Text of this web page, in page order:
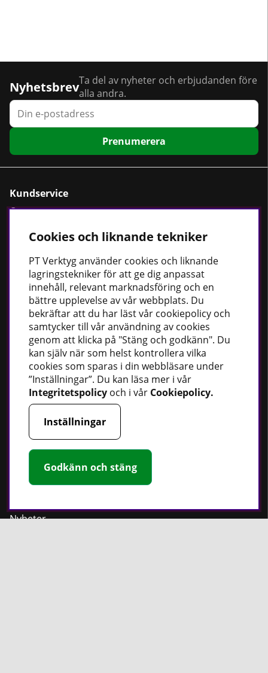
NyhetsbrevTa del av nyheter och erbjudanden före
alla andra.
Prenumerera
Kundservice
Om oss
Kontaktformulär
Köpvillkor
Dataskyddspolicy
Bästsäljare
Fordonsbelysning
Uppvärmning
Fettsprutor
Strömförsörjning
Handskar
Nyheter
Cookies och liknande tekniker
PTVerktyg använder cookies och liknande
lagringstekniker för att ge dig anpassat
innehåll, relevant marknadsföring och en
bättre upplevelse av vår webbplats. Du
bekräftar att du har läst vår cookiepolicy och
samtycker till vår användning av cookies
genom att klicka på "Stäng och godkänn". Du
kan själv när som helst kontrollera vilka
cookies som sparas i din webbläsare under
”Inställningar”. Du kan läsa mer i vår
Integritetspolicy och i vår Cookiepolicy.
Inställningar
Godkänn och stäng